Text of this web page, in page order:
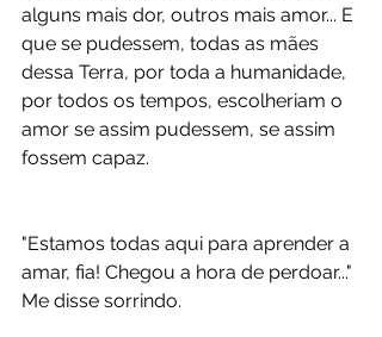
alguns mais dor, outros mais amor... E
que se pudessem, todas as mães
dessa Terra, por toda a humanidade,
por todos os tempos, escolheriam o
amor se assim pudessem, se assim
fossem capaz.
"Estamos todas aqui para aprender a
amar, fia! Chegou a hora de perdoar..."
Me disse sorrindo.